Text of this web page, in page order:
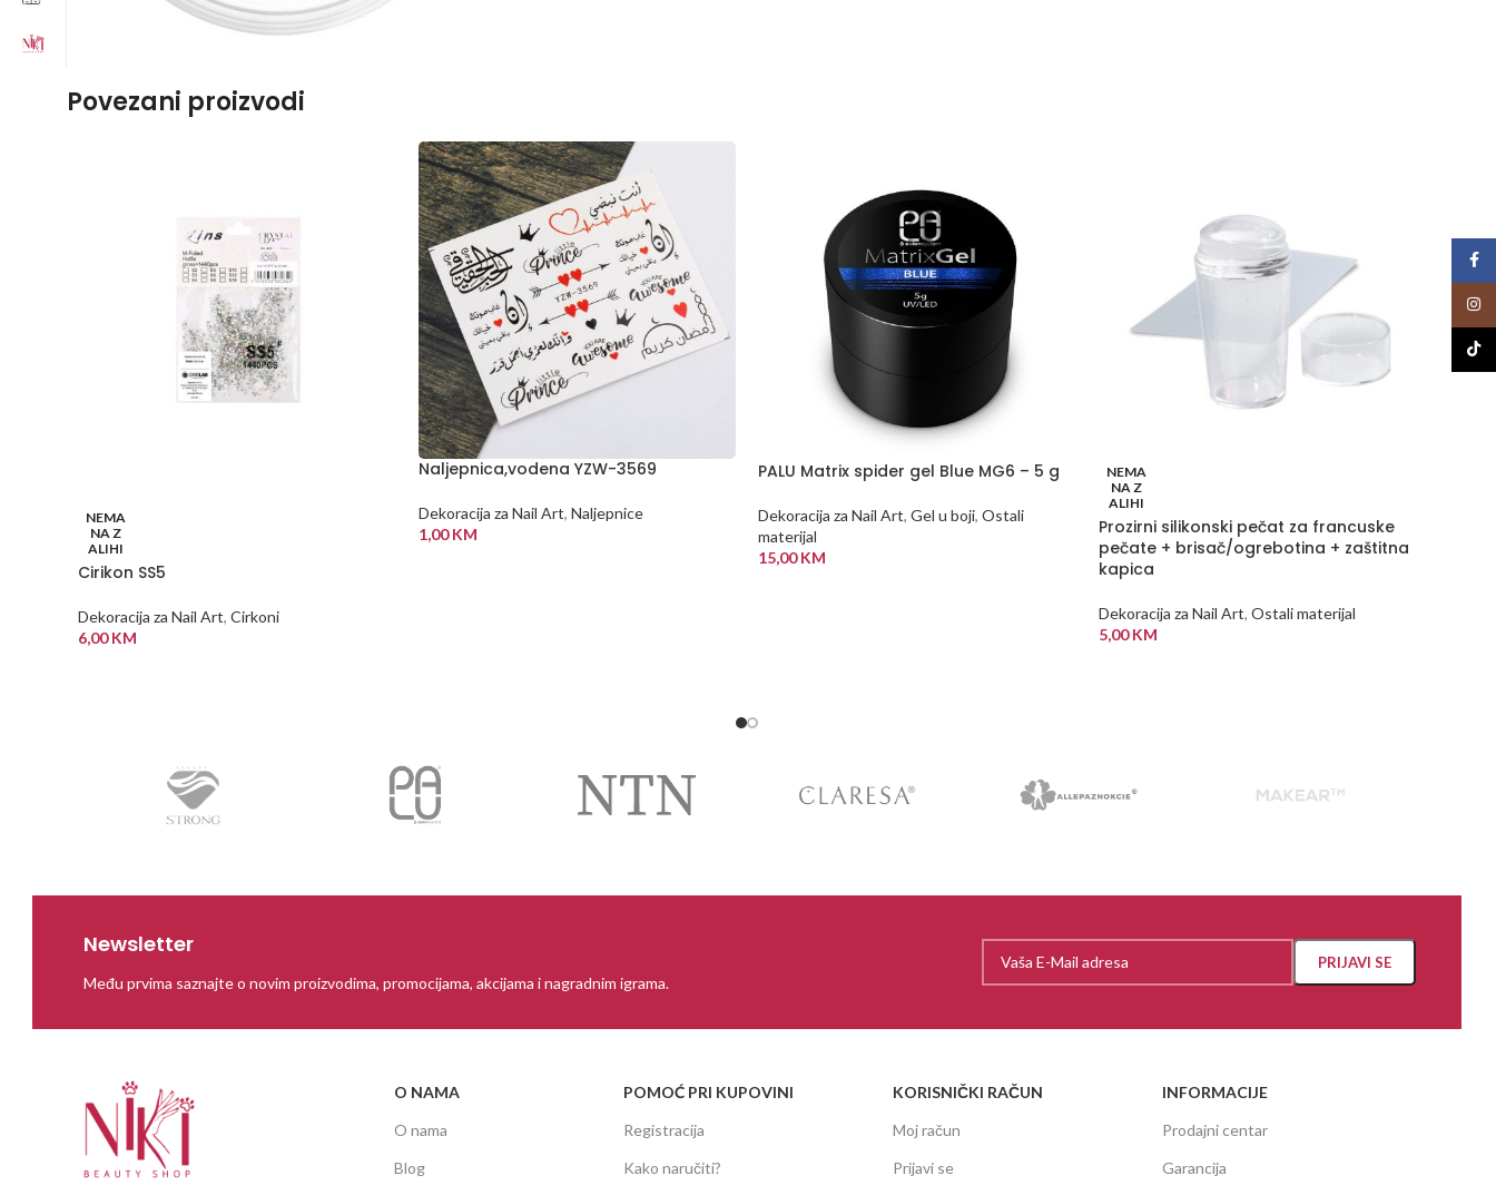
Povezani proizvodi
NEMA
NA Z
ALIHI
Cirikon SS5
Dekoracija za Nail Art, Cirkoni
6,00KM
Naljepnica,vodena YZW-3569
Dekoracija za Nail Art, Naljepnice
1,00KM
PALU Matrix spider gel Blue MG6 – 5 g
Dekoracija za Nail Art, Gel u boji, Ostali
materijal
15,00KM
NEMA
NA Z
ALIHI
Prozirni silikonski pečat za francuske
pečate + brisač/ogrebotina + zaštitna
kapica
Dekoracija za Nail Art, Ostali materijal
5,00KM
Newsletter
Među prvima saznajte o novim proizvodima, promocijama, akcijama i nagradnim igrama.
O NAMA
O nama
Blog
POMOĆ PRI KUPOVINI
Registracija
Kako naručiti?
KORISNIČKI RAČUN
Moj račun
Prijavi se
INFORMACIJE
Prodajni centar
Garancija